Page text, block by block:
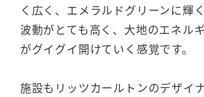
く広く、エメラルドグリーンに輝
波動がとても高く、大地のエネル
がグイグイ開けていく感覚です。
施設もリッツカールトンのデザイ